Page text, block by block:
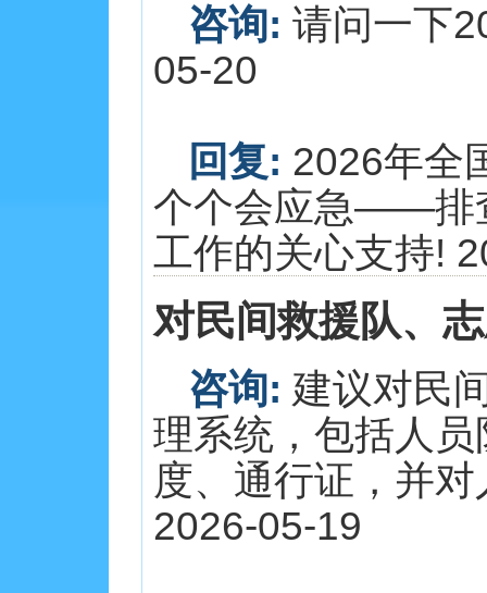
咨询: 请问一下
05-20
回复: 2026年全
个个会应急——排
工作的关心支持!
对民间救援队、
咨询: 建议对民
理系统，包括人
度、通行证，并
2026-05-19